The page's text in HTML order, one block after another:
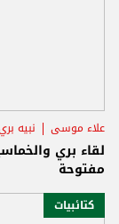
علاء موسى نبيه
لقاء بري
مفتوحة
كتائبيات